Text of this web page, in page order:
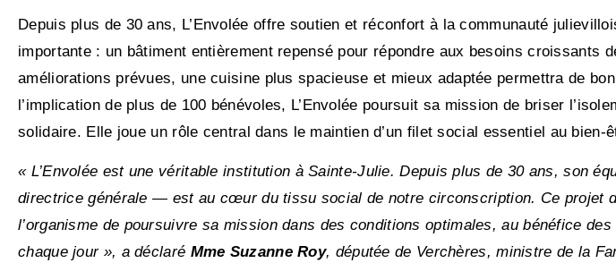
Depuis plus de 30 ans, L’Envolée offre soutien et réconfort à la communauté
importante : un bâtiment entièrement repensé pour répondre aux besoins croissants
améliorations prévues, une cuisine plus spacieuse et mieux adaptée permettra de
l’implication de plus de 100 bénévoles, L’Envolée poursuit sa mission de briser
solidaire. Elle joue un rôle central dans le maintien d’un filet social essentiel au bien-
« L’Envolée est une véritable institution à Sainte-Julie. Depuis plus de 30 ans, son
directrice générale — est au cœur du tissu social de notre circonscription. Ce projet
l’organisme de poursuivre sa mission dans des conditions optimales, au bénéfice
chaque jour », a déclaré Mme Suzanne Roy, députée de Verchères, ministre de la